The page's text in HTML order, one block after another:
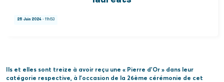
28 Juin 2024 - 11h53
Ils et elles sont treize à avoir reçu une « Pierre d’Or » dans leur
catégorie respective, à l’occasion de la 26ème cérémonie de cet